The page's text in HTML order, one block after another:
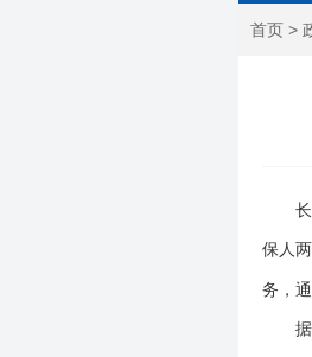
首页 >
保人
务，